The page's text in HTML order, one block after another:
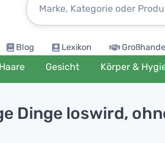
Blog Lexikon
Haare Gesicht Körper &
Dinge loswird,